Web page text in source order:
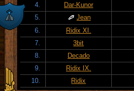
4.
Dar-Kunor
5.
Jean
6.
Ridix XI.
7.
3bit
8.
Decado
9.
Ridix IX.
10.
Ridix